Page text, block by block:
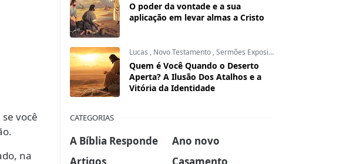
você
na
O poder da vontade e a sua
aplicação em levar almas a Cristo
Lucas , Novo Testamento ,Sermões Expositivos
Quem é Você Quando o Deserto
Aperta? A Ilusão Dos Atalhos e a
Vitória da Identidade
CATEGORIAS
A Bíblia Responde
Ano novo
Artigos
Casamento